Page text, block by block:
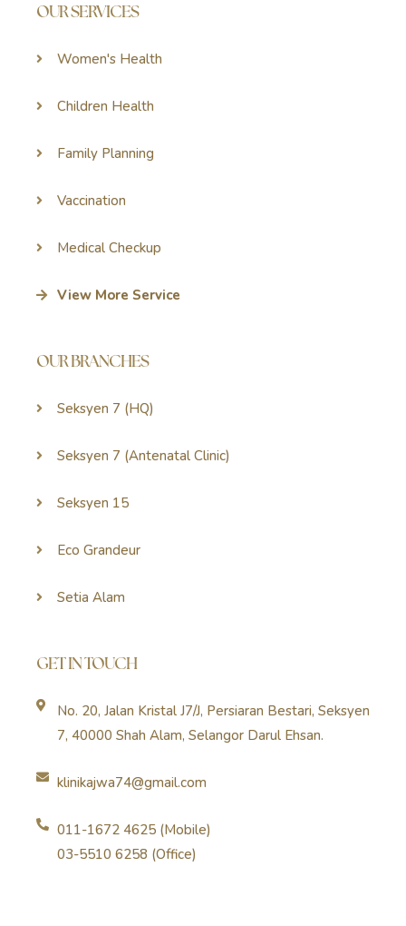
OUR SERVICES
Women's Health
Children Health
Family Planning
Vaccination
Medical Checkup
View More Service
OUR BRANCHES
Seksyen 7 (HQ)
Seksyen 7 (Antenatal Clinic)
Seksyen 15
Eco Grandeur
Setia Alam
GET IN TOUCH
No. 20, Jalan Kristal J7/J, Persiaran Bestari, Seksyen
7, 40000 Shah Alam, Selangor Darul Ehsan.
klinikajwa74@gmail.com
011-1672 4625 (Mobile)
03-5510 6258 (Office)